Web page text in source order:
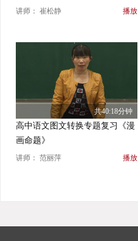
讲师： 崔松静 播放
共40:18分钟
高中语文图文转换专题复习《漫
画命题》
讲师： 范丽萍 播放